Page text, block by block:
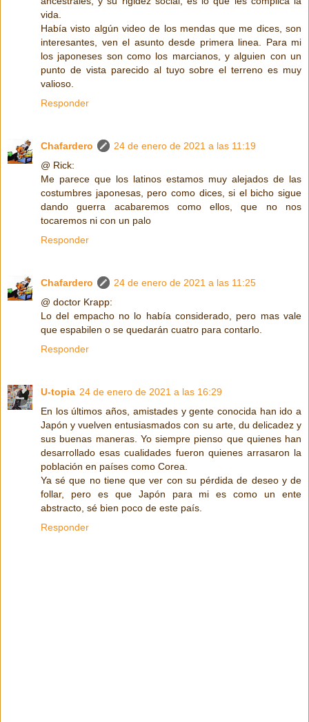
vida.
Había visto algún video de los mendas que me dices, son
interesantes, ven el asunto desde primera linea. Para mi
los japoneses son como los marcianos, y alguien con un
punto de vista parecido al tuyo sobre el terreno es muy
valioso.
Responder
Chafardero
24 de enero de 2021 a las 11:19
@ Rick:
Me parece que los latinos estamos muy alejados de las
costumbres japonesas, pero como dices, si el bicho sigue
dando guerra acabaremos como ellos, que no nos
tocaremos ni con un palo
Responder
Chafardero
24 de enero de 2021 a las 11:25
@ doctor Krapp:
Lo del empacho no lo había considerado, pero mas vale
que espabilen o se quedarán cuatro para contarlo.
Responder
U-topia 24 de enero de 2021 a las 16:29
En los últimos años, amistades y gente conocida han ido a
Japón y vuelven entusiasmados con su arte, du delicadez y
sus buenas maneras. Yo siempre pienso que quienes han
desarrollado esas cualidades fueron quienes arrasaron la
población en países como Corea.
Ya sé que no tiene que ver con su pérdida de deseo y de
follar, pero es que Japón para mi es como un ente
abstracto, sé bien poco de este país.
Responder